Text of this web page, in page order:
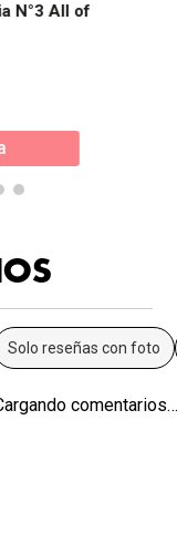
N°3 All of
Solo reseñas con foto